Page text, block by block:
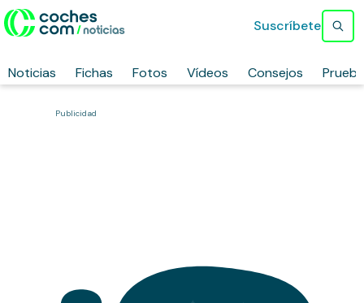
Noticias Fichas Fotos Vídeos Consejos
Suscríbete
Publicidad